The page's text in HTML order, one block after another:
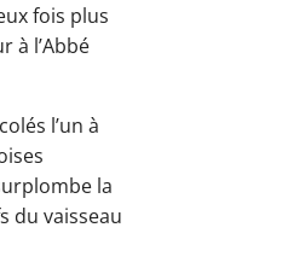
fois plus
à l’Abbé
l’un à
la
du vaisseau